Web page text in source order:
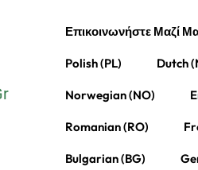
Επικοινωνήστε Μαζί
Polish (PL) Dutch
Norwegian (NO)
Romanian (RO)
Bulgarian (BG)